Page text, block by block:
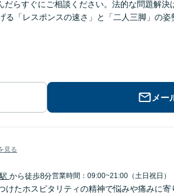
だらすぐにご相談ください。法的な問題解
る「レスポンスの速さ」と「二人三脚」の
メー
見る
から徒歩8分営業時間：09:00~21:00（土日祝日）
けたホスピタリティの精神で悩みや痛みに